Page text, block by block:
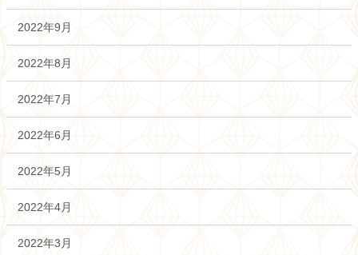
2022年9月
2022年8月
2022年7月
2022年6月
2022年5月
2022年4月
2022年3月